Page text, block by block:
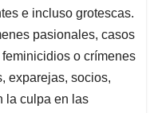
e incluso grotescas.
pasionales, casos
o crímenes
exparejas, socios,
la culpa en las